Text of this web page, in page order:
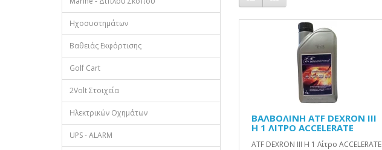
Ηχοσυστημάτων
Βαθειάς Εκφόρτισης
Golf Cart
2Volt Στοιχεία
Ηλεκτρικών Οχημάτων
UPS - ALARM
ΒΑΛΒΟΛΙΝΗ ATF DEXRON III
H 1 ΛΙΤΡΟ ACCELERATE
ATF DEXRON III H 1 Λίτρο ACCELERATE